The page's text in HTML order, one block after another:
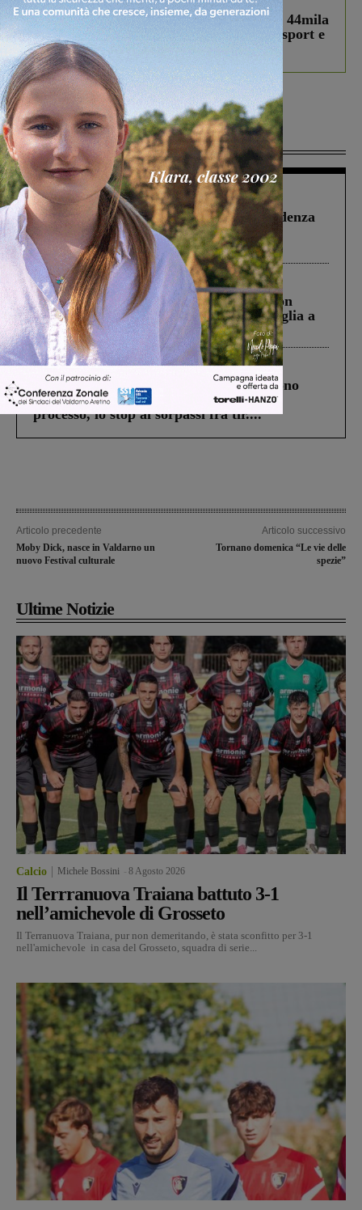
Estra Notizie agosto: Smart Cities, oltre 44mila
studenti coinvolti, torna il bando per lo sport e
debutta il podcast Estrair
Più lette
Figline Incisa Valdarno 1 Agosto 2026
Piscina di Figline finanziata oltre la scadenza
Pnrr, il gruppo di Fratelli d’Italia: “Un
ringraziamento al Governo”
Cronaca 3 Agosto 2026
Scomparso da una struttura di Castiglion
Fiorentino l’uomo che aveva ucciso la figlia a
Levane nel 2020
Cronaca 4 Agosto 2026
Un anno fa la strage in A1 in cui morirono
Gianni, Giulia e Franco. Lo schianto, il
processo, lo stop ai sorpassi fra tir....
Articolo precedente
Moby Dick, nasce in Valdarno un
nuovo Festival culturale
Articolo successivo
Tornano domenica “Le vie delle
spezie”
Ultime Notizie
Calcio Michele Bossini 8 Agosto 2026
Il Terrranuova Traiana battuto 3-1
nell’amichevole di Grosseto
Il Terranuova Traiana, pur non demeritando, è stata sconfitto per 3-1
nell'amichevole in casa del Grosseto, squadra di serie...